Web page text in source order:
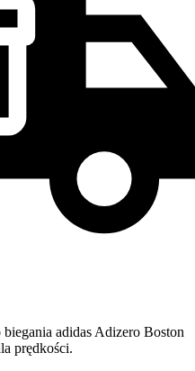
adidas Adizero Boston
prędkości.